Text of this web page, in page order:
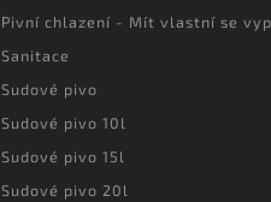
Pivní chlazení - Mít vlastní se
Sanitace
Sudové pivo
Sudové pivo 10l
Sudové pivo 15l
Sudové pivo 20l